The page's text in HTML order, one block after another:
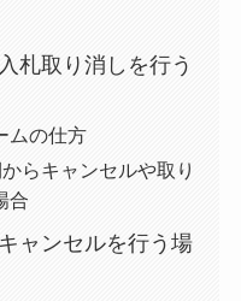
札取り消しを行う
ムの仕方
らキャンセルや取り
合
ャンセルを行う場